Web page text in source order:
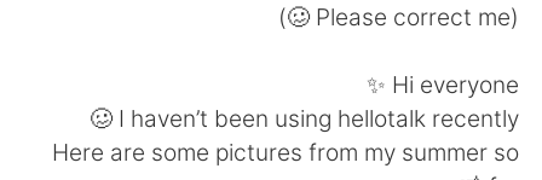
Deutsch
Русский ไทย
(Please correct me 🥴)
Hi everyone ✨
I haven’t been using hellotalk recently 🥴
Here are some pictures from my summer so